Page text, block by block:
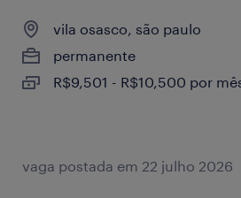
vila osasco, são paulo
permanente
R$9,501 - R$10,500 por
vaga postada em 22 julho 2026